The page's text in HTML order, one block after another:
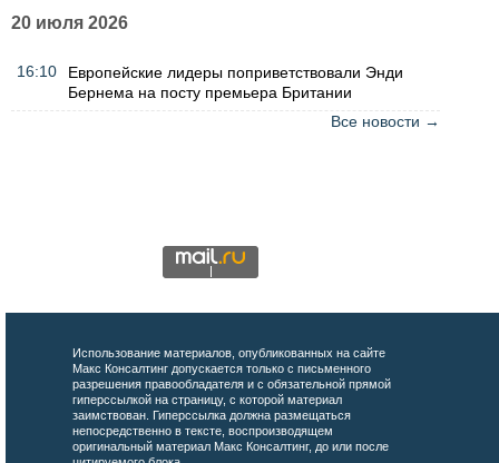
20 июля 2026
16:10
Европейские лидеры поприветствовали Энди
Бернема на посту премьера Британии
Все новости →
Использование материалов, опубликованных на сайте
Макс Консалтинг допускается только с письменного
разрешения правообладателя и с обязательной прямой
гиперссылкой на страницу, с которой материал
заимствован. Гиперссылка должна размещаться
непосредственно в тексте, воспроизводящем
оригинальный материал Макс Консалтинг, до или после